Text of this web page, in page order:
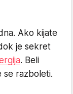
Ako kijate
je sekret
. Beli
se razboleti.